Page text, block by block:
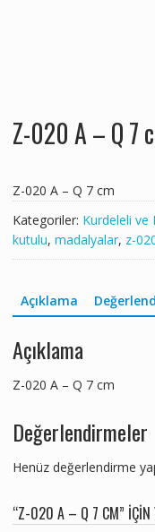
Z-020 A – Q 7
Z-020 A – Q 7 cm
Kategoriler: Kurdeleli ve
kutulu, madalyalar, z-
Açıklama
Açıklama
Z-020 A – Q 7 cm
Değerlendirmeler
Henüz değerlendirme
“Z-020 A – Q 7 CM” IÇIN